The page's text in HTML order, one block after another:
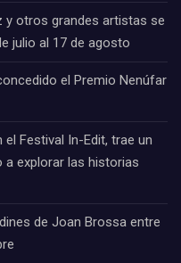
y otros grandes artistas se
julio al 17 de agosto
el Premio Nenúfar
Festival In-Edit, trae un
explorar las historias
de Joan Brossa entre